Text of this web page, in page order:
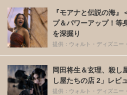
『モアナと伝説の海
プ＆パワーアップ！等
を深掘り
提供：ウォルト・ディズニー
岡田将生＆玄理、殺し
し屋たちの店 2」レビ
提供：ウォルト・ディズニー